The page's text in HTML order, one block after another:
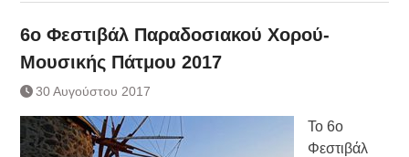
6o Φεστιβάλ Παραδοσιακού Χορού-
Μουσικής Πάτμου 2017
30 Αυγούστου 2017
Το 6ο
Φεστιβάλ